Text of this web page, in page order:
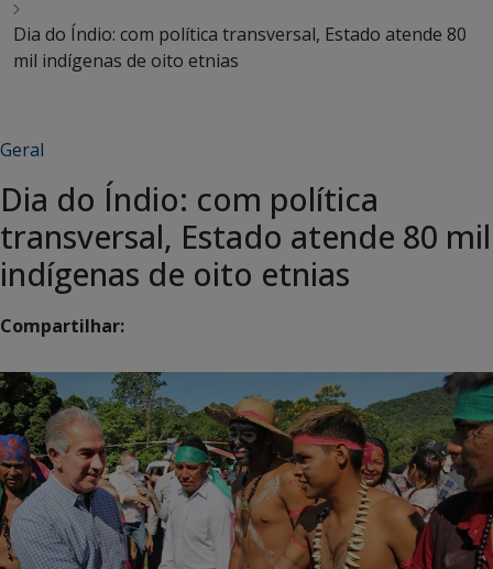
Dia do Índio: com política transversal, Estado atende 80
mil indígenas de oito etnias
Geral
Dia do Índio: com política
transversal, Estado atende 80 mil
indígenas de oito etnias
Compartilhar: